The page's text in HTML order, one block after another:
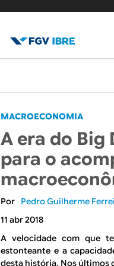
l
o
g
d
o
I
B
u
p
r
i
n
c
i
p
MACROECONOMIA
A era do Big
para o
Pedro Guilherme
11 abr 2018
A velocidade com que
estonteante e a
desta história. Nos últimos